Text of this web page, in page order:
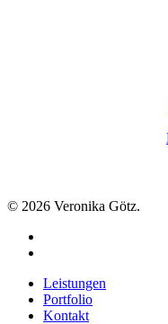
© 2026 Veronika Götz.
Close
Menu
Leistungen
Portfolio
Kontakt